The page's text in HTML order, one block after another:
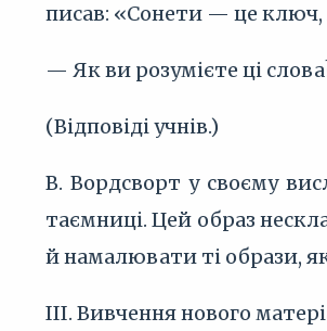
писав: «Сонети — це ключ,
— Як ви розумієте ці
(Відповіді учнів.)
В. Вордсворт у своєму
таємниці. Цей образ
й намалювати ті образи,
ІІІ. Вивчення нового